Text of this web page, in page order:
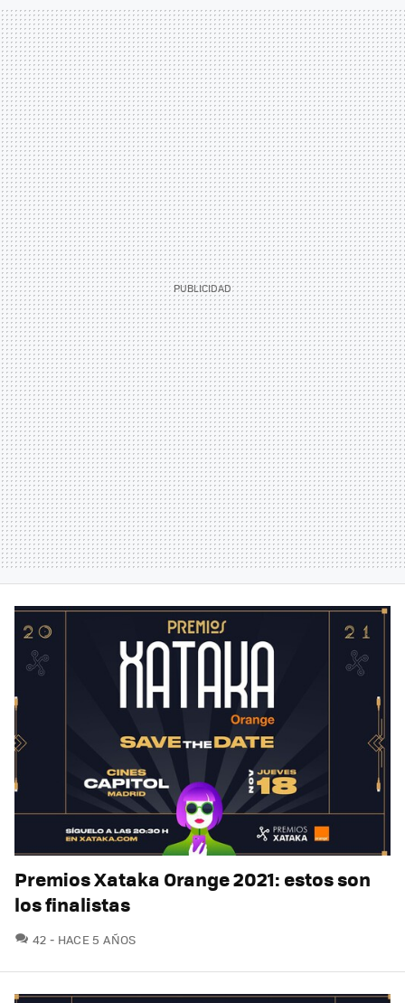
Premios Xataka Orange 2021: estos son
los finalistas
42 COMENTARIOS
HACE 5 AÑOS